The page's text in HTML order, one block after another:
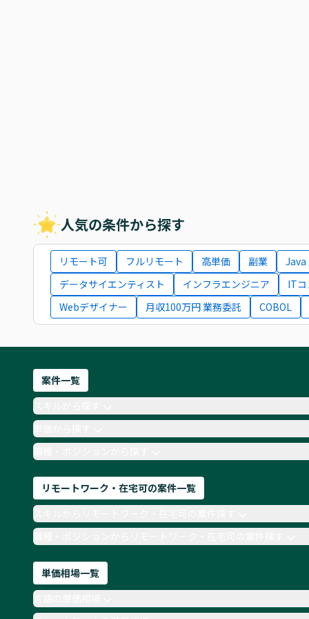
人気の条件から探す
リモート可 フルリモート 高単価 副業
Java
データサイエンティスト
インフラエンジニア
IT
Webデザイナー
月収100万円 業務委託 COBOL
案件一覧
単価から探す
職種・ポジションから探す
リモートワーク・在宅可の案件一覧
職種・ポジションからリモートワーク・在宅可の案件探す
単価相場一覧